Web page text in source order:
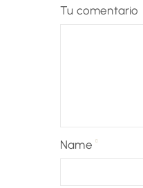
Tu comentario
Name